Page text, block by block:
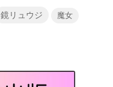
鏡リュウジ 魔女